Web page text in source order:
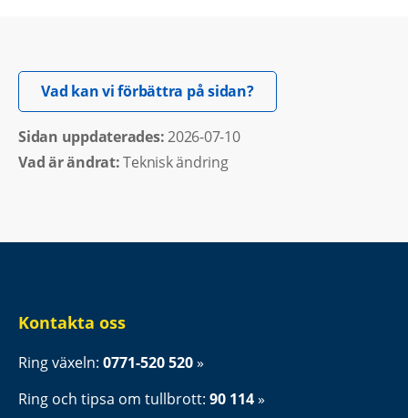
Vad kan vi förbättra på sidan?Öppnas i nytt fönster.
Sidan uppdaterades: 2026-07-10
Vad är ändrat:Teknisk ändring
Kontakta oss
Ring växeln: 0771-520 520
Ring och tipsa om tullbrott: 90 114